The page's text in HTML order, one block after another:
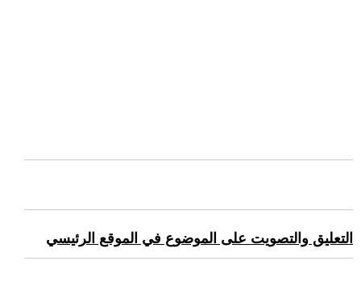
التعليق والتصويت على الموضوع في الموقع الرئيسي